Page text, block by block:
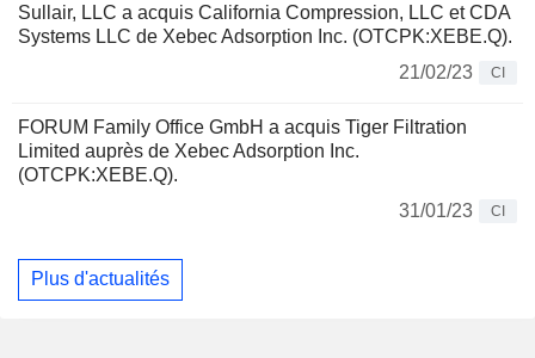
Sullair, LLC a acquis California Compression, LLC et CDA
Systems LLC de Xebec Adsorption Inc. (OTCPK:XEBE.Q).
21/02/23
CI
FORUM Family Office GmbH a acquis Tiger Filtration
Limited auprès de Xebec Adsorption Inc.
(OTCPK:XEBE.Q).
31/01/23
CI
Plus d'actualités